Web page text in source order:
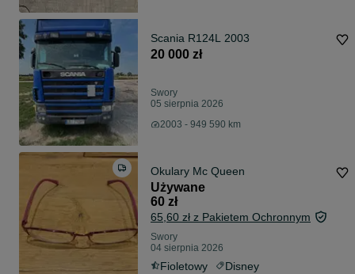
Scania R124L 2003
20 000 zł
Swory
05 sierpnia 2026
2003 - 949 590 km
Okulary Mc Queen
Używane
60 zł
65,60 zł z Pakietem Ochronnym
Swory
04 sierpnia 2026
Fioletowy Disney